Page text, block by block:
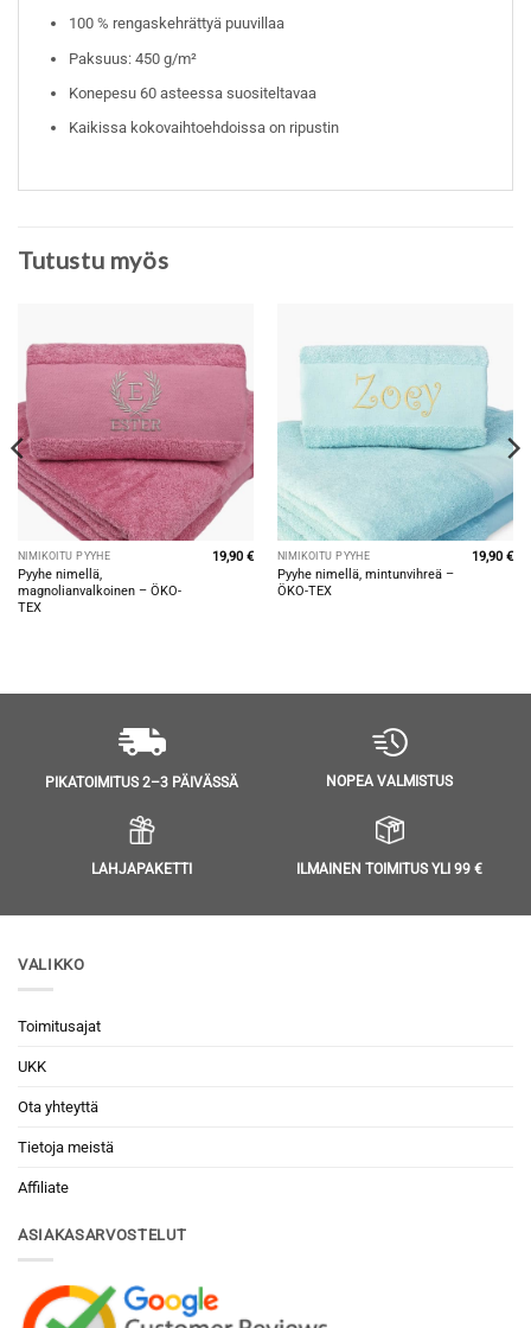
100 % rengaskehrättyä puuvillaa
Paksuus: 450 g/m²
Konepesu 60 asteessa suositeltavaa
Kaikissa kokovaihtoehdoissa on ripustin
Tutustu myös
NIMIKOITU PYYHE
Pyyhe nimellä,
magnolianvalkoinen – ÖKO-
TEX
19,90€ NIMIKOITU PYYHE
Pyyhe nimellä, mintunvihreä –
ÖKO-TEX
19,90€
PIKATOIMITUS 2–3 PÄIVÄSSÄ NOPEA VALMISTUS
LAHJAPAKETTI ILMAINEN TOIMITUS YLI 99 €
VALIKKO
Toimitusajat
UKK
Ota yhteyttä
Tietoja meistä
Affiliate
ASIAKASARVOSTELUT